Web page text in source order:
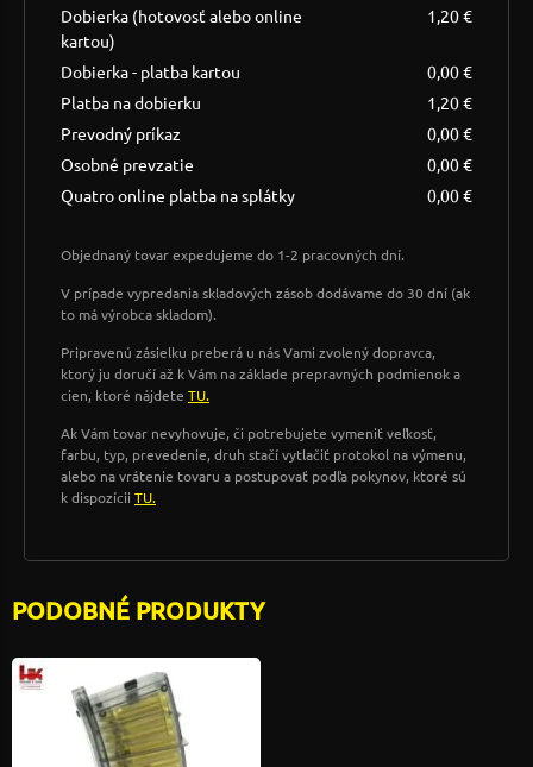
Dobierka (hotovosť alebo online
kartou)
1,20 €
Dobierka - platba kartou
0,00 €
Platba na dobierku
1,20 €
Prevodný príkaz
0,00 €
Osobné prevzatie
0,00 €
Quatro online platba na splátky
0,00 €
Objednaný tovar expedujeme do 1-2 pracovných dní.
V prípade vypredania skladových zásob dodávame do 30 dní (ak
to má výrobca skladom).
Pripravenú zásielku preberá u nás Vami zvolený dopravca,
ktorý ju doručí až k Vám na základe prepravných podmienok a
cien, ktoré nájdete TU.
Ak Vám tovar nevyhovuje, či potrebujete vymeniť veľkosť,
farbu, typ, prevedenie, druh stačí vytlačiť protokol na výmenu,
alebo na vrátenie tovaru a postupovať podľa pokynov, ktoré sú
k dispozícii TU.
PODOBNÉ PRODUKTY